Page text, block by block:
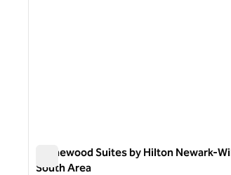
Homewood Suites by Hilton Newark-
South Area